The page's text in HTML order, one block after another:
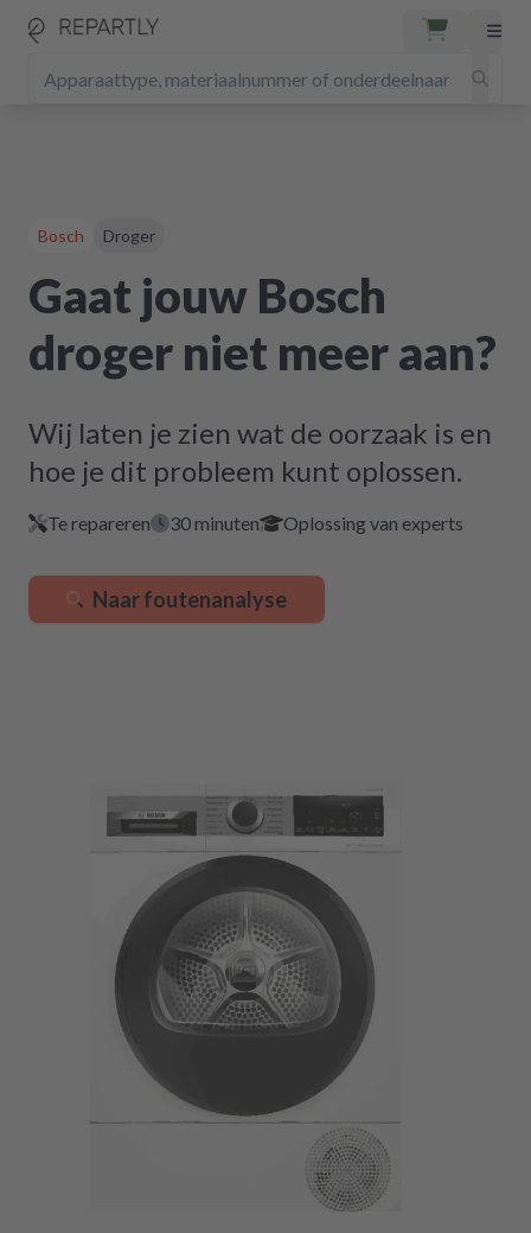
Bosch Droger
Gaat jouw Bosch
droger niet meer aan?
Wij laten je zien wat de oorzaak is en
hoe je dit probleem kunt oplossen.
Te repareren 30 minuten Oplossing van experts
Naar foutenanalyse